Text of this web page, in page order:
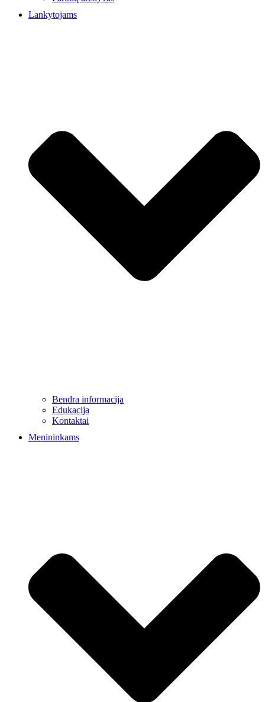
Lankytojams
Bendra informacija
Edukacija
Kontaktai
Menininkams